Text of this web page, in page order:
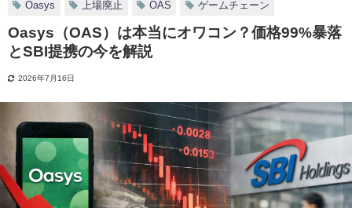
Oasys 上場廃止 OAS ゲームチェーン
Oasys（OAS）は本当にオワコン？価格99%暴落
とSBI提携の今を解説
2026年7月16日